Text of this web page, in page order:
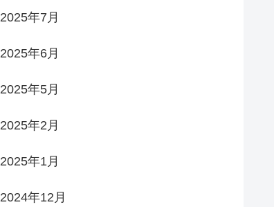
2025年7月
2025年6月
2025年5月
2025年2月
2025年1月
2024年12月